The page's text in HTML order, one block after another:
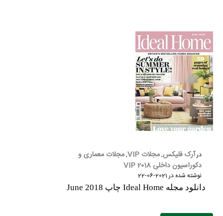
درآرک فلیکس,مجلات VIP ,مجلات معماری و
دکوراسیون داخلی 2018 VIP
نوشته شده در2021-06-22
دانلود مجله Ideal Home چاپ June 2018